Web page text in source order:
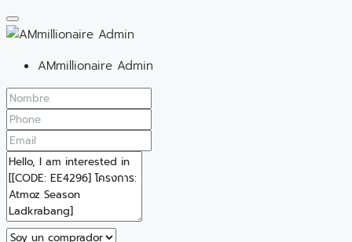
AMmillionaire Admin